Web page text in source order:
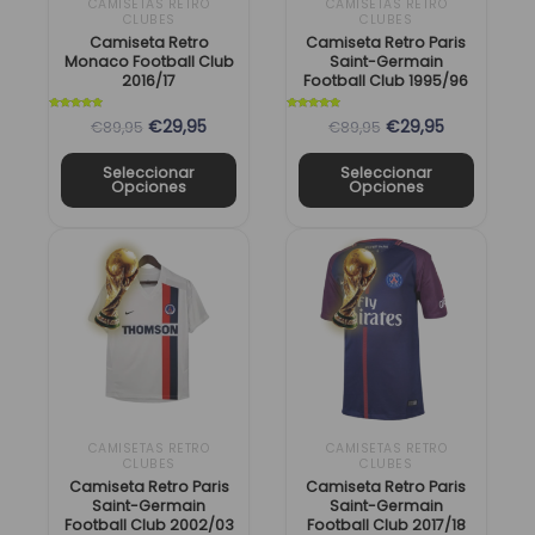
CAMISETAS RETRO
CLUBES
Camiseta Retro
Monaco Football Club
2016/17
€89,95 €29,95
Seleccionar
Opciones
pueden
elegir
en
la
página
de
producto
CAMISETAS RETRO
CLUBES
Camiseta Retro Paris
Saint-Germain
Football Club 1995/96
€89,95 €29,95
Seleccionar
Opciones
pueden
elegir
en
la
página
de
producto
CAMISETAS RETRO
CLUBES
Camiseta Retro Paris
Saint-Germain
Football Club 2002/03
precio
original
era:
89,95 €.
es:
producto
tiene
múltiples
se
pueden
elegir
en
CAMISETAS RETRO
CLUBES
Camiseta Retro Paris
Saint-Germain
Football Club 2017/18
El
precio
original
era:
89,95 €.
actual
es:
Este
producto
tiene
múltiples
variantes.
opciones
se
pueden
elegir
en